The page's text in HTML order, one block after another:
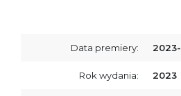
Data premiery:
Rok wydania: 2023